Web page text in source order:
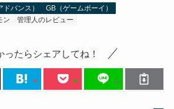
バンス）
GB（ゲームボーイ）
ン 管理人のレビュー
ったらシェアしてね！